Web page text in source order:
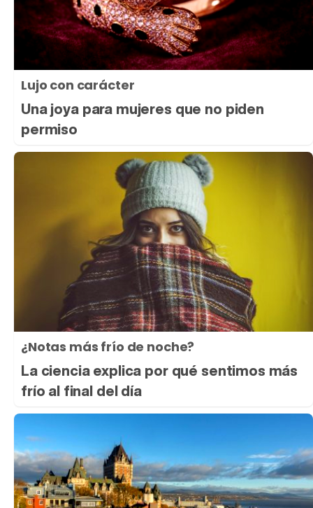
Lujo con carácter
Una joya para mujeres que no piden
permiso
¿Notas más frío de noche?
La ciencia explica por qué sentimos más
frío al final del día